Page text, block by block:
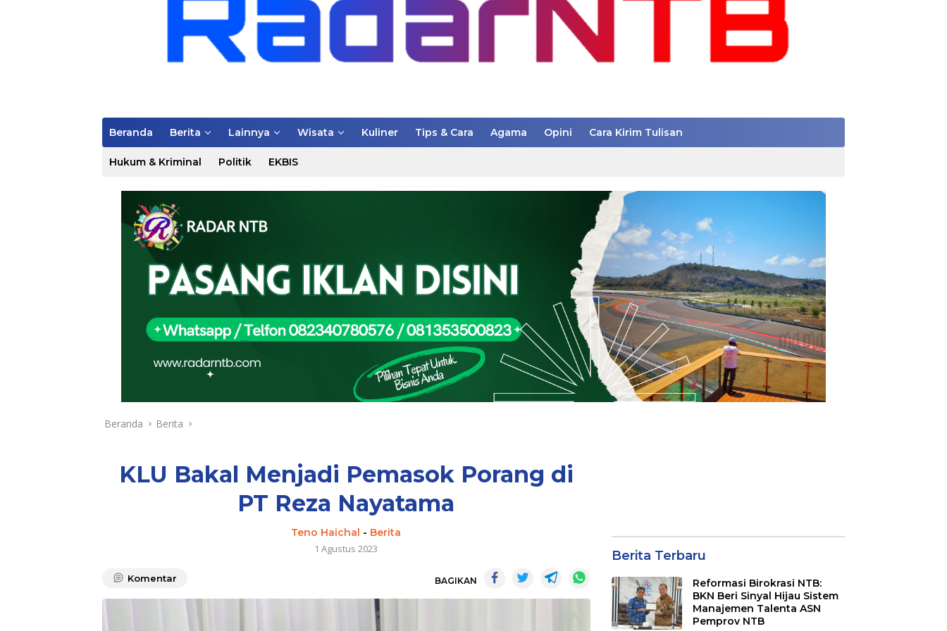
Beranda Berita Lainnya Wisata Kuliner Tips & Cara Agama Opini Cara Kirim Tulisan
Hukum & Kriminal Politik EKBIS
Beranda Berita
KLU Bakal Menjadi Pemasok Porang di
PT Reza Nayatama
Teno Haichal - Berita
1 Agustus 2023
Komentar BAGIKAN
Berita Terbaru
Reformasi Birokrasi NTB:
BKN Beri Sinyal Hijau Sistem
Manajemen Talenta ASN
Pemprov NTB